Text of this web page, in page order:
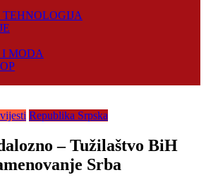
I MODA
Republika Srpska
– Tužilaštvo BiH
Srba